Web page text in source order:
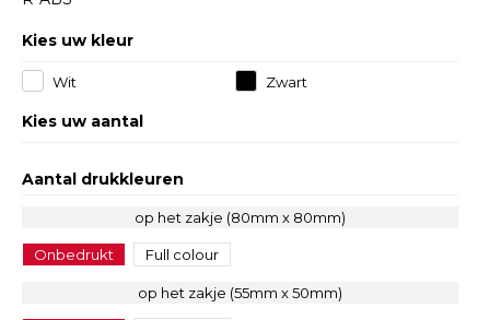
Kies uw kleur
Wit Zwart
Kies uw aantal
Aantal drukkleuren
op het zakje (80mm x 80mm)
Onbedrukt Full colour
op het zakje (55mm x 50mm)